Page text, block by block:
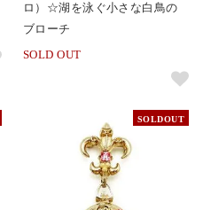
ロ）☆湖を泳ぐ小さな白鳥の
ブローチ
SOLD OUT
SOLDOUT